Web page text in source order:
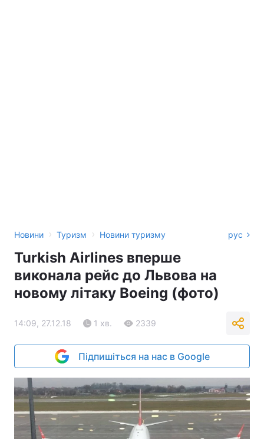
Новини › Туризм › Новини туризму рус
Turkish Airlines вперше
виконала рейс до Львова на
новому літаку Boeing (фото)
14:09, 27.12.18 1 хв. 2339
Підпишіться на нас в Google